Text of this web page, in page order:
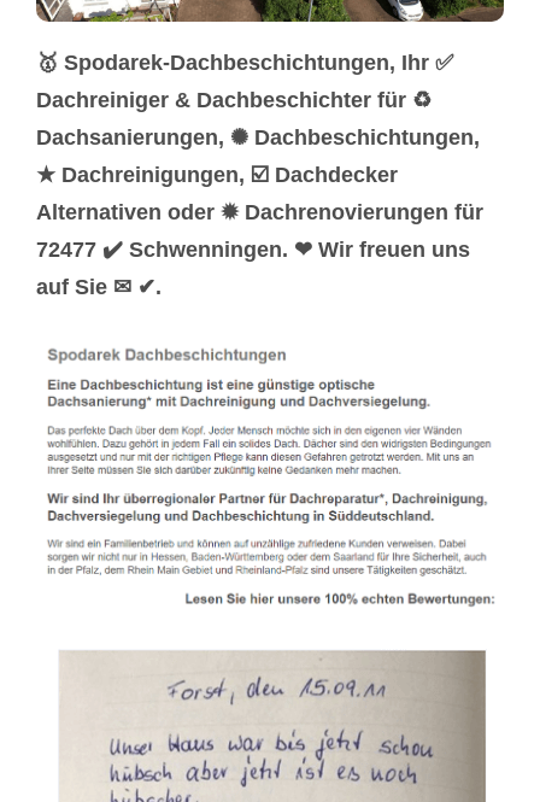
🥇 Spodarek-Dachbeschichtungen, Ihr ✅
Dachreiniger & Dachbeschichter für ♻
Dachsanierungen, ✺ Dachbeschichtungen,
★ Dachreinigungen, ☑️ Dachdecker
Alternativen oder ✹ Dachrenovierungen für
72477 ✔️ Schwenningen. ❤ Wir freuen uns
auf Sie ✉ ✔.